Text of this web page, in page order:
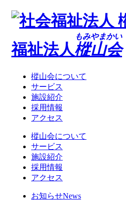
福祉法人樅山会
もみやまかい
樅山会について
サービス
施設紹介
採用情報
アクセス
樅山会について
サービス
施設紹介
採用情報
アクセス
お知らせNews